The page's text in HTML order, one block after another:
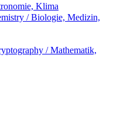
Klima
/ Biologie, Medizin,
/ Mathematik,